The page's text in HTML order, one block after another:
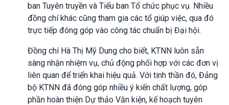
ban Tuyên truyền và Tiểu ban Tổ chức phục vụ. Nhiều
đồng chí khác cũng tham gia các tổ giúp việc, qua đó
trực tiếp đóng góp vào công tác chuẩn bị Đại hội.
Đồng chí Hà Thị Mỹ Dung cho biết, KTNN luôn sẵn
sàng nhận nhiệm vụ, chủ động phối hợp với các đơn vị
liên quan để triển khai hiệu quả. Với tinh thần đó, Đảng
bộ KTNN đã đóng góp nhiều ý kiến chất lượng, góp
phần hoàn thiện Dự thảo Văn kiện, kế hoạch tuyên